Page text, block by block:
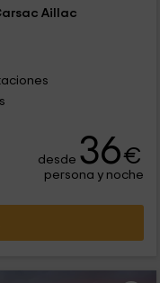
Aillac
desde 36€
persona y noche